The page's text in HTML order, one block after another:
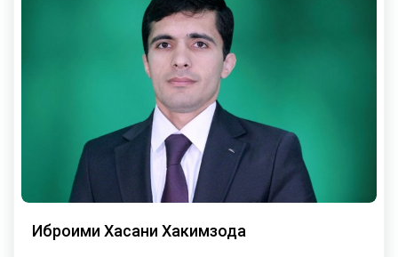
Иброҳими Хасани Хакимзода